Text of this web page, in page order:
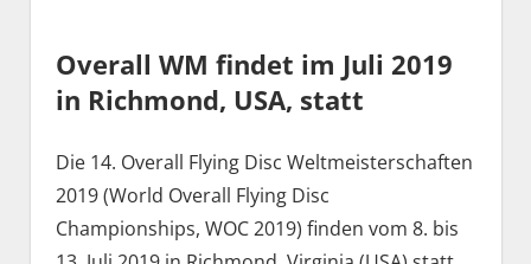
Overall WM findet im Juli 2019
in Richmond, USA, statt
Die 14. Overall Flying Disc Weltmeisterschaften
2019 (World Overall Flying Disc
Championships, WOC 2019) finden vom 8. bis